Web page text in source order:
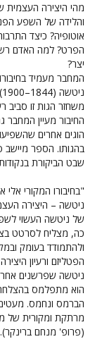
מהי היצירה העצמית
והלידה של השפע
אוטופיה? כיצד
הפרט? למה האדם
יצר?
המחבר מעמיד
משחזר הגות זו סביב
החיבור מעיין
הוגים אחרים
בהגותו. הספר מיישב
שבט הביקורת
"בחיבורו המקורי אלי
ניטשה – היצירה
של ניטשה העשוי
כה, מצליח לסרטט
ולהתמודד בעומק
הפטליזם ורעיון
ניטשה שפרשנים
הוא מתפלמס בהצלחה
הברמס ונחמס.
מרתקת ומקורית של
(פרופ' מנחם ברינקר).